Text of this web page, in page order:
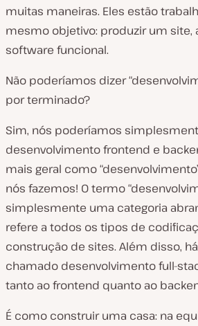
muitas maneiras. Eles estão
mesmo objetivo: produzir um site,
software funcional.
Não poderíamos dizer
por terminado?
Sim, nós poderíamos
desenvolvimento frontend e
mais geral como
nós fazemos! O termo
simplesmente uma categoria
refere a todos os tipos de
construção de sites. Além disso,
chamado desenvolvimento full-
tanto ao frontend quanto ao
É como construir uma casa: na